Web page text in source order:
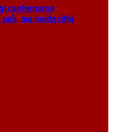
confermano
poli, ma molte città